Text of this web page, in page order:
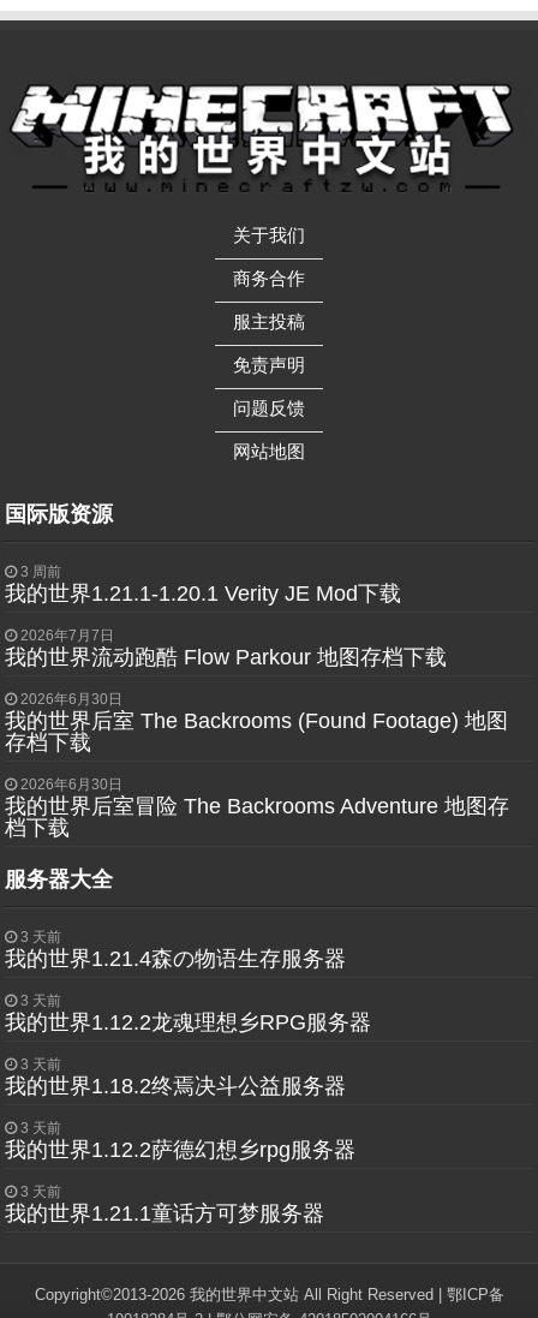
关于我们
——————
商务合作
——————
服主投稿
——————
免责声明
——————
问题反馈
——————
网站地图
国际版资源
3 周前
我的世界1.21.1-1.20.1 Verity JE Mod下载
2026年7月7日
我的世界流动跑酷 Flow Parkour 地图存档下载
2026年6月30日
我的世界后室 The Backrooms (Found Footage) 地图
存档下载
2026年6月30日
我的世界后室冒险 The Backrooms Adventure 地图存
档下载
服务器大全
3 天前
我的世界1.21.4森の物语生存服务器
3 天前
我的世界1.12.2龙魂理想乡RPG服务器
3 天前
我的世界1.18.2终焉决斗公益服务器
3 天前
我的世界1.12.2萨德幻想乡rpg服务器
3 天前
我的世界1.21.1童话方可梦服务器
Copyright©2013-2026 我的世界中文站 All Right Reserved | 鄂ICP备